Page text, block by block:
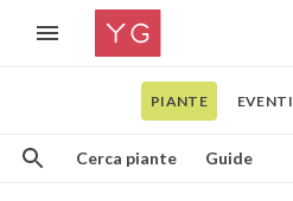
PIANTE EVENTI
Cerca piante Guide